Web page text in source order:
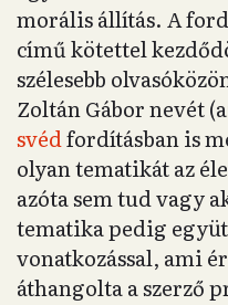
morális állítás. A
című kötettel
szélesebb
Zoltán Gábor nevét
svédfordításban is
olyan tematikát az
azóta sem tud vagy
tematika pedig
vonatkozással, ami
áthangolta a szerző